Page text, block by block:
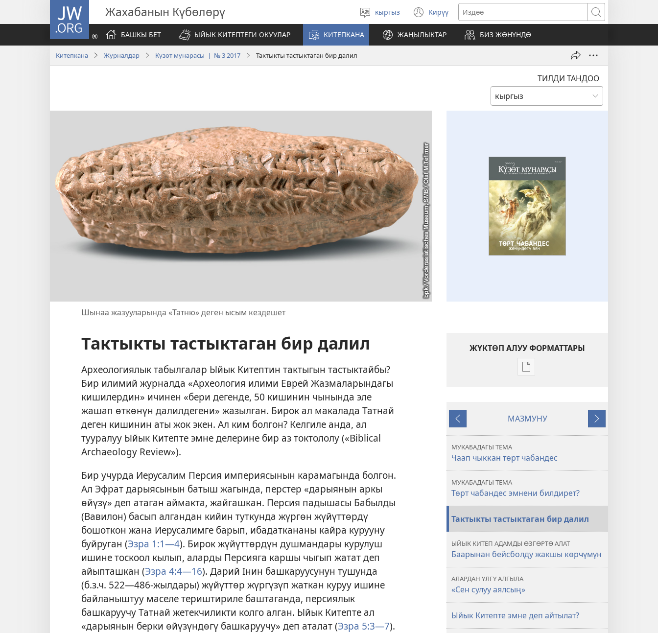
JW.ORG Жахабанын Күбөлөрү
Тилди
тандаңыз
кыргыз Кирүү
(жаңы
терезе
ачат)
Издөө
БАШКЫ БЕТ
ЫЙЫК КИТЕПТЕГИ ОКУУЛАР КИТЕПКАНА ЖАҢЫЛЫКТАР БИЗ ЖӨНҮНДӨ
Китепкана Журналдар Күзөт мунарасы | № 3 2017 Тактыкты тастыктаган бир далил
ТИЛДИ ТАНДОО
Шынаа жазууларында «Татню» деген ысым кездешет
Тактыкты тастыктаган бир далил
Археологиялык табылгалар Ыйык Китептин тактыгын тастыктайбы?
Бир илимий журналда «Археология илими Еврей Жазмаларындагы
кишилердин» ичинен «бери дегенде, 50 кишинин чынында эле
жашап өткөнүн далилдегени» жазылган. Бирок ал макалада Татнай
деген кишинин аты жок экен. Ал ким болгон? Келгиле анда, ал
тууралуу Ыйык Китепте эмне делерине бир аз токтололу («Biblical
Archaeology Review»).
Бир учурда Иерусалим Персия империясынын карамагында болгон.
Ал Эфрат дарыясынын батыш жагында, перстер «дарыянын аркы
өйүзү» деп атаган аймакта, жайгашкан. Персия падышасы Бабылды
(Вавилон) басып алгандан кийин туткунда жүргөн жүйүттөрдү
бошоткон жана Иерусалимге барып, ибадаткананы кайра курууну
буйруган (Эзра 1:1—4). Бирок жүйүттөрдүн душмандары курулуш
ишине тоскоол кылып, аларды Персияга каршы чыгып жатат деп
айыпташкан (Эзра 4:4—16). Дарий Iнин башкаруусунун тушунда
(б.з.ч. 522—486-жылдары) жүйүттөр жүргүзүп жаткан куруу ишине
байланыштуу маселе териштириле баштаганда, персиялык
башкаруучу Татнай жетекчиликти колго алган. Ыйык Китепте ал
«дарыянын берки өйүзүндөгү башкаруучу» деп аталат (Эзра 5:3—7).
ЖҮКТӨП АЛУУ ФОРМАТТАРЫ
Адабиятты
КҮЗӨТ
чабандес
Мурункусу
МАЗМУНУ
Кийинкиси
МУКАБАДАГЫ ТЕМА
Чаап чыккан төрт чабандес
МУКАБАДАГЫ ТЕМА
Төрт чабандес эмнени билдирет?
Тактыкты тастыктаган бир далил
ЫЙЫК КИТЕП АДАМДЫ ӨЗГӨРТӨ АЛАТ
Баарынан бейсболду жакшы көрчүмүн
АЛАРДАН ҮЛГҮ АЛГЫЛА
«Сен сулуу аялсың»
Ыйык Китепте эмне деп айтылат?